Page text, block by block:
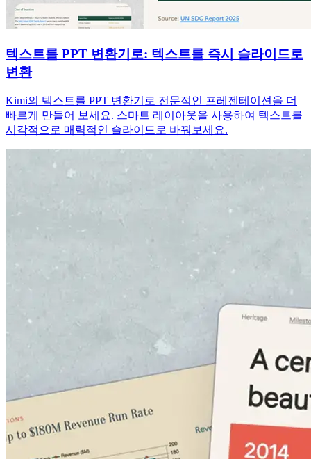
텍스트를 PPT 변환기로: 텍스트를 즉시 슬라이드로
변환
Kimi의 텍스트를 PPT 변환기로 전문적인 프레젠테이션을 더
빠르게 만들어 보세요. 스마트 레이아웃을 사용하여 텍스트를
시각적으로 매력적인 슬라이드로 바꿔보세요.